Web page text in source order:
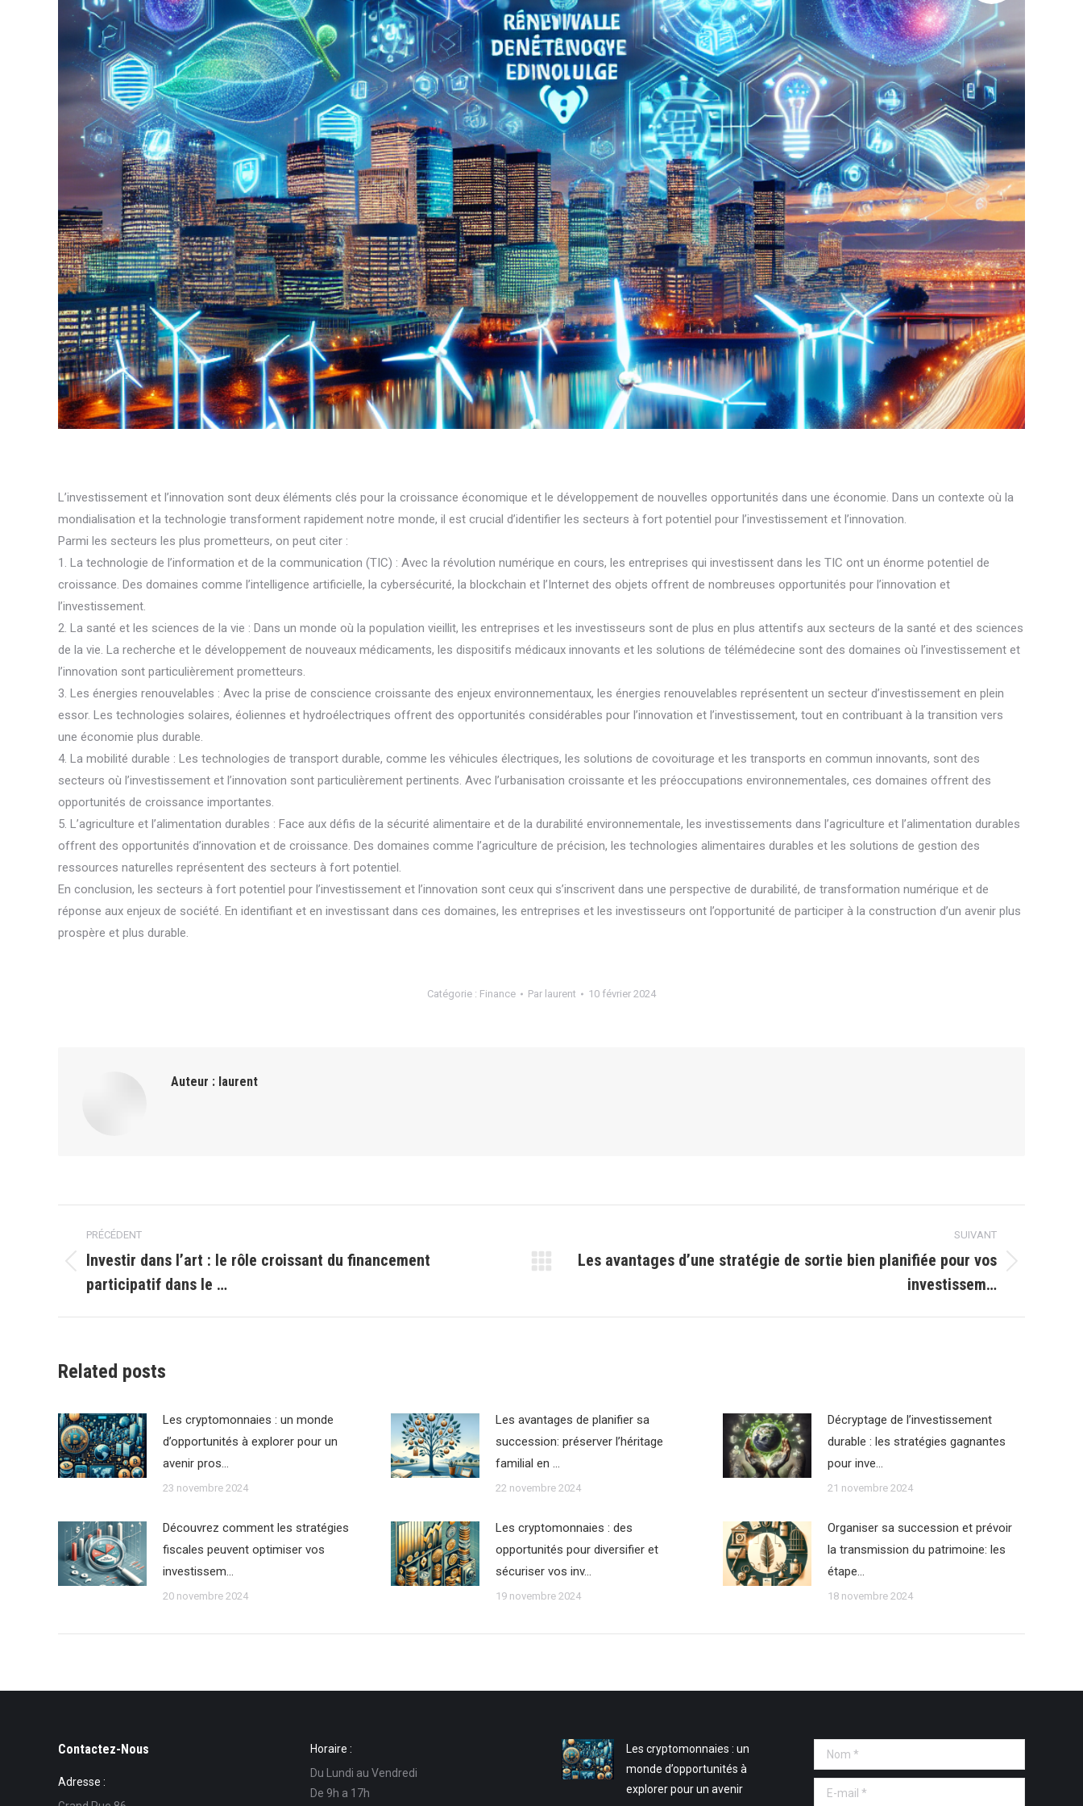
L’investissement et l’innovation sont deux éléments clés pour la croissance économique et le développement de nouvelles opportunités dans une économie. Dans un contexte où la
mondialisation et la technologie transforment rapidement notre monde, il est crucial d’identifier les secteurs à fort potentiel pour l’investissement et l’innovation.
Parmi les secteurs les plus prometteurs, on peut citer :
1. La technologie de l’information et de la communication (TIC) : Avec la révolution numérique en cours, les entreprises qui investissent dans les TIC ont un énorme potentiel de
croissance. Des domaines comme l’intelligence artificielle, la cybersécurité, la blockchain et l’Internet des objets offrent de nombreuses opportunités pour l’innovation et
l’investissement.
2. La santé et les sciences de la vie : Dans un monde où la population vieillit, les entreprises et les investisseurs sont de plus en plus attentifs aux secteurs de la santé et des sciences
de la vie. La recherche et le développement de nouveaux médicaments, les dispositifs médicaux innovants et les solutions de télémédecine sont des domaines où l’investissement et
l’innovation sont particulièrement prometteurs.
3. Les énergies renouvelables : Avec la prise de conscience croissante des enjeux environnementaux, les énergies renouvelables représentent un secteur d’investissement en plein
essor. Les technologies solaires, éoliennes et hydroélectriques offrent des opportunités considérables pour l’innovation et l’investissement, tout en contribuant à la transition vers
une économie plus durable.
4. La mobilité durable : Les technologies de transport durable, comme les véhicules électriques, les solutions de covoiturage et les transports en commun innovants, sont des
secteurs où l’investissement et l’innovation sont particulièrement pertinents. Avec l’urbanisation croissante et les préoccupations environnementales, ces domaines offrent des
opportunités de croissance importantes.
5. L’agriculture et l’alimentation durables : Face aux défis de la sécurité alimentaire et de la durabilité environnementale, les investissements dans l’agriculture et l’alimentation durables
offrent des opportunités d’innovation et de croissance. Des domaines comme l’agriculture de précision, les technologies alimentaires durables et les solutions de gestion des
ressources naturelles représentent des secteurs à fort potentiel.
En conclusion, les secteurs à fort potentiel pour l’investissement et l’innovation sont ceux qui s’inscrivent dans une perspective de durabilité, de transformation numérique et de
réponse aux enjeux de société. En identifiant et en investissant dans ces domaines, les entreprises et les investisseurs ont l’opportunité de participer à la construction d’un avenir plus
prospère et plus durable.
Catégorie : Finance Par laurent 10 février 2024
Auteur : laurent
Navigation
article
PRÉCÉDENT
précédent
:
Investir dans l’art : le rôle croissant du financement
participatif dans le …
SUIVANT
:
Les avantages d’une stratégie de sortie bien planifiée pour vos
investissem…
Related posts
Les cryptomonnaies : un monde
d’opportunités à explorer pour un
avenir pros…
23 novembre 2024
Les avantages de planifier sa
succession: préserver l’héritage
familial en …
22 novembre 2024
Décryptage de l’investissement
durable : les stratégies gagnantes
pour inve…
21 novembre 2024
Découvrez comment les stratégies
fiscales peuvent optimiser vos
investissem…
20 novembre 2024
Les cryptomonnaies : des
opportunités pour diversifier et
sécuriser vos inv…
19 novembre 2024
Organiser sa succession et prévoir
la transmission du patrimoine: les
étape…
18 novembre 2024
Contactez-Nous
Adresse :
Horaire :
Du Lundi au Vendredi
De 9h a 17h
Les cryptomonnaies : un
monde d’opportunités à
explorer pour un avenir
Nom *
E-mail *